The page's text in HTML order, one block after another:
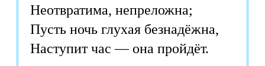
Неотвратима, непреложна;
Пусть ночь глухая безнадёжна,
Наступит час — она пройдёт.